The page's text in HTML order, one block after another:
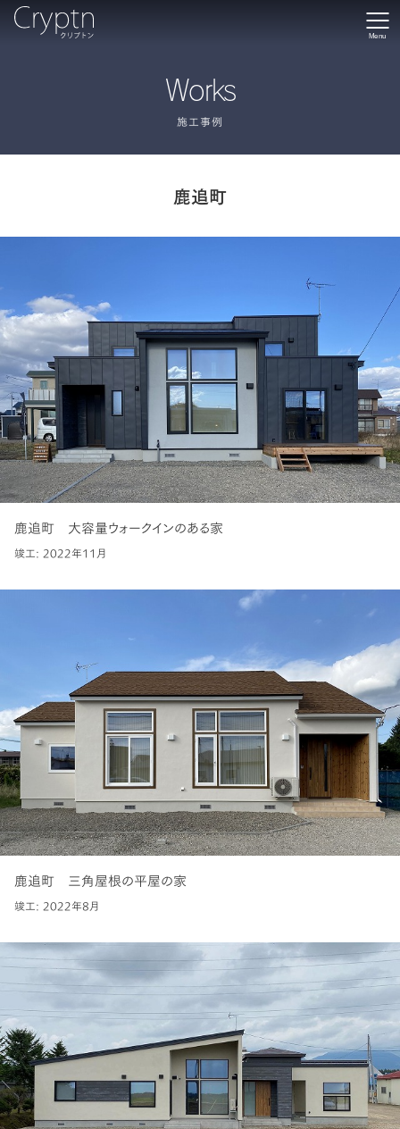
Menu
Works
施工事例
鹿追町
鹿追町 大容量ウォークインのある家
竣工: 2022年11月
鹿追町 三角屋根の平屋の家
竣工: 2022年8月